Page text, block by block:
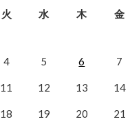
火 水 木 金
4 5 6 7
11 12 13 14
18 19 20 21